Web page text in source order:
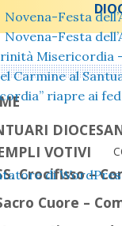
Novena-Festa
Novena-Festa
Misericordia
Carmine al
riapre ai
di
VOTIVI
Crocifisso –
Cuore –